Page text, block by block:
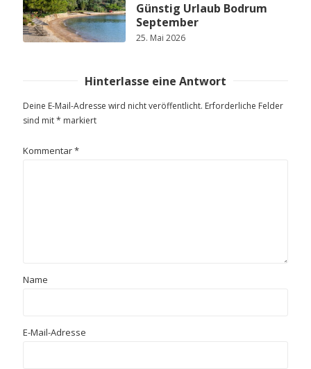
Günstig Urlaub Bodrum
September
25. Mai 2026
Hinterlasse eine Antwort
Deine E-Mail-Adresse wird nicht veröffentlicht. Erforderliche Felder
sind mit* markiert
Kommentar*
Name
E-Mail-Adresse